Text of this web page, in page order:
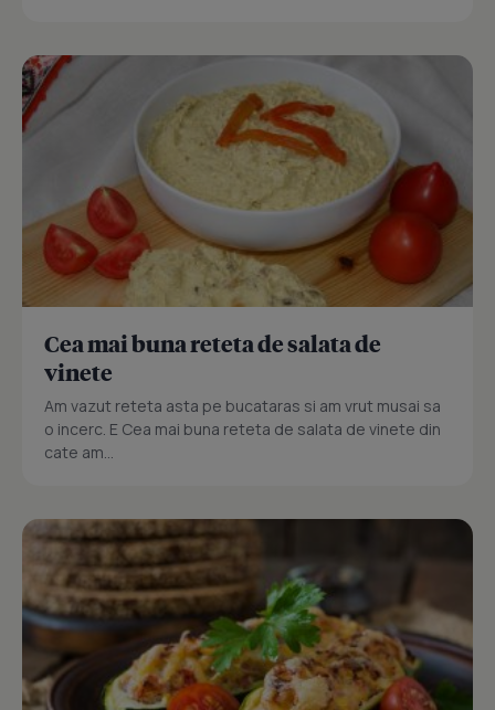
Cea mai buna reteta de salata de
vinete
Am vazut reteta asta pe bucataras si am vrut musai sa
o incerc. E Cea mai buna reteta de salata de vinete din
cate am...